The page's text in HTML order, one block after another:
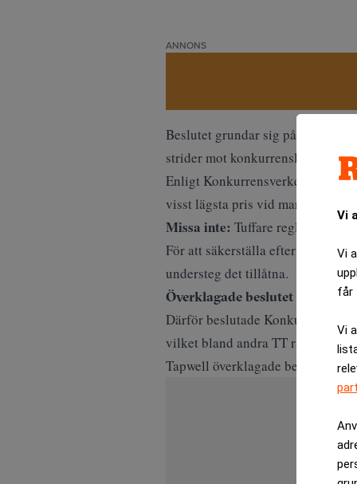
Vi
Vi
får
Vi
ANNONS
Beslutet grundar sig på att
strider mot
Enligt Konkurrensverket hade
visst lägsta pris vid
Missa inte: Tuffare regler och
För att säkerställa efterlevnad
understeg det tillåtna.
Överklagade beslutet
Därför beslutade
vilket bland andra TT
Tapwell överklagade beslutet till